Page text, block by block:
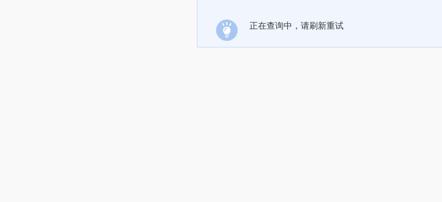
正在查询中，请刷新重试